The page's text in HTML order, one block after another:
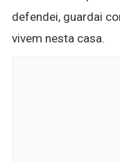
defendei, guardai
vivem nesta casa.